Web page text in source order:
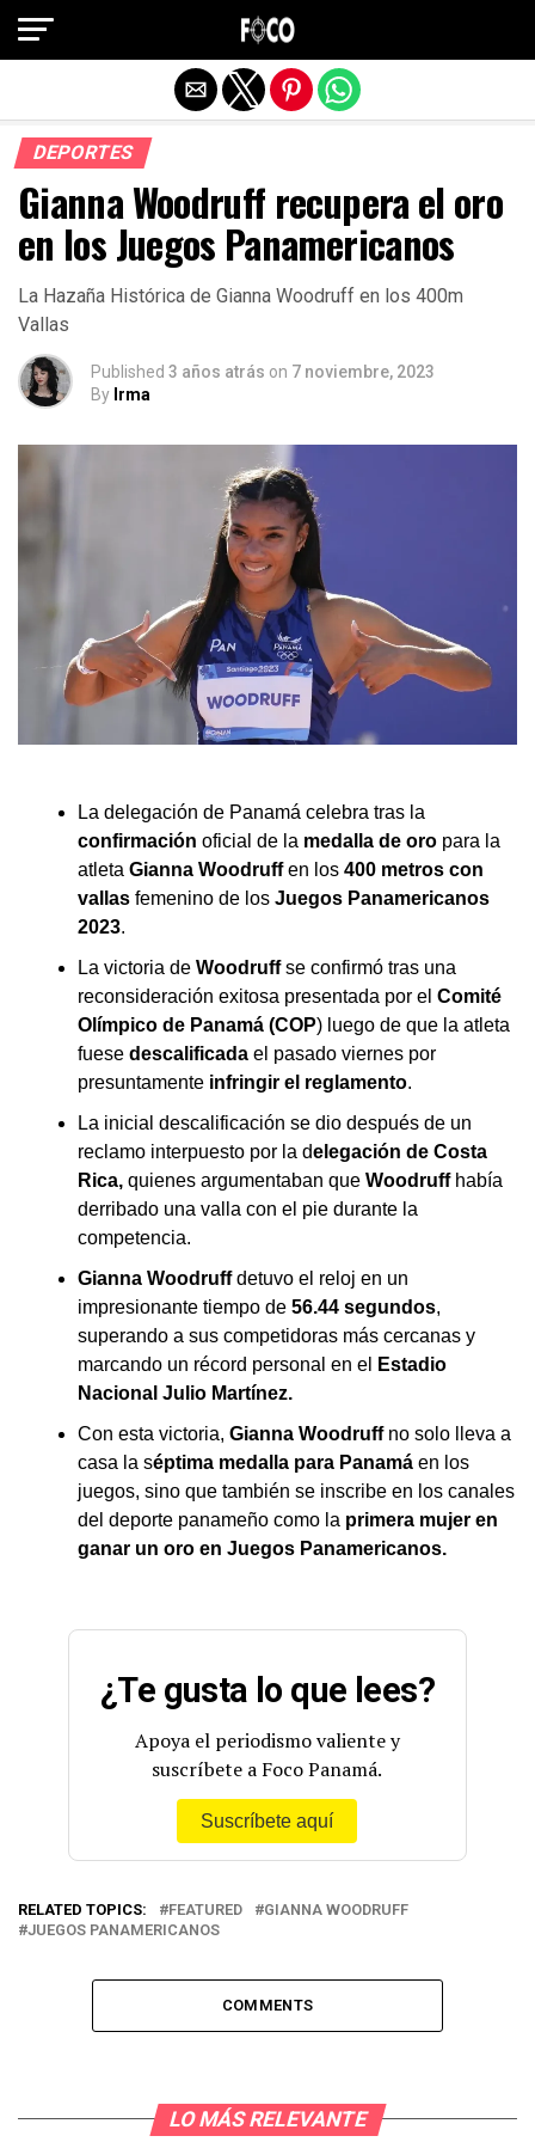
DEPORTES
Gianna Woodruff recupera el oro
en los Juegos Panamericanos
La Hazaña Histórica de Gianna Woodruff en los 400m
Vallas
Published 3 años atrás on 7 noviembre, 2023
By Irma
La delegación de Panamá celebra tras la
confirmación oficial de la medalla de oro para la
atleta Gianna Woodruffen los 400 metros con
vallas femenino de los Juegos Panamericanos
2023.
La victoria de Woodruffse confirmó tras una
reconsideración exitosa presentada por el Comité
Olímpico de Panamá (COP) luego de que la atleta
fuese descalificada el pasado viernes por
presuntamente infringir el reglamento.
La inicial descalificación se dio después de un
reclamo interpuesto por la delegación de Costa
Rica, quienes argumentaban que Woodruffhabía
derribado una valla con el pie durante la
competencia.
Gianna Woodruffdetuvo el reloj en un
impresionante tiempo de 56.44 segundos,
superando a sus competidoras más cercanas y
marcando un récord personal en el
Estadio
Nacional Julio Martínez.
Con esta victoria, Gianna Woodruffno solo lleva a
casa la séptima medalla para Panamá en los
juegos, sino que también se inscribe en los canales
del deporte panameño como la primera mujer en
ganar un oro en Juegos Panamericanos.
¿Te gusta lo que lees?
Apoya el periodismo valiente y
suscríbete a Foco Panamá.
Suscríbete aquí
RELATED TOPICS: FEATURED
GIANNA WOODRUFF
JUEGOS PANAMERICANOS
COMMENTS
LO MÁS RELEVANTE
Salir de la versión móvil